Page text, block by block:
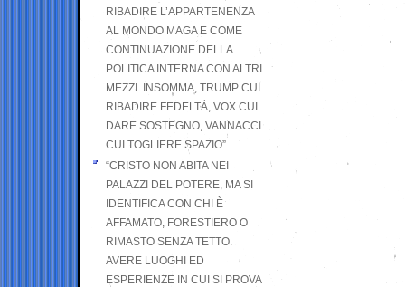
RIBADIRE L’APPARTENENZA
AL MONDO MAGA E COME
CONTINUAZIONE DELLA
POLITICA INTERNA CON ALTRI
MEZZI. INSOMMA, TRUMP CUI
RIBADIRE FEDELTÀ, VOX CUI
DARE SOSTEGNO, VANNACCI
CUI TOGLIERE SPAZIO”
“CRISTO NON ABITA NEI
PALAZZI DEL POTERE, MA SI
IDENTIFICA CON CHI È
AFFAMATO, FORESTIERO O
RIMASTO SENZA TETTO.
AVERE LUOGHI ED
ESPERIENZE IN CUI SI PROVA